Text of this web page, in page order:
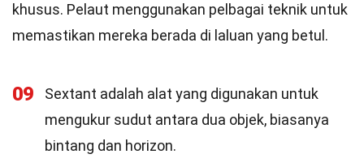
khusus. Pelaut menggunakan pelbagai teknik untuk
memastikan mereka berada di laluan yang betul.
09
Sextant adalah alat yang digunakan untuk
mengukur sudut antara dua objek, biasanya
bintang dan horizon.